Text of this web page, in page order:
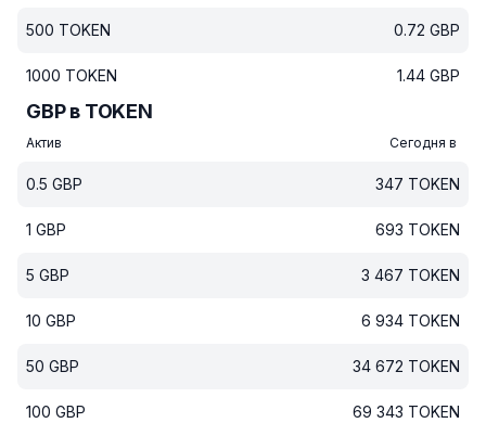
500 TOKEN 0.72 GBP
1000 TOKEN 1.44 GBP
GBP в TOKEN
Актив Сегодня в
0.5 GBP 347 TOKEN
1 GBP 693 TOKEN
5 GBP 3 467 TOKEN
10 GBP 6 934 TOKEN
50 GBP 34 672 TOKEN
100 GBP 69 343 TOKEN